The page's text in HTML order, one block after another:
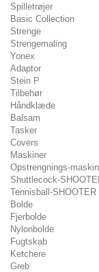
Spilletrøjer
Basic Collection
Strenge
Strengemaling
Yonex
Adaptor
Stein P
Tilbehør
Håndklæde
Balsam
Tasker
Covers
Maskiner
Opstrengnings-
Shuttlecock-
Tennisball-SHOOTER
Bolde
Fjerbolde
Nylonbolde
Fugtskab
Ketchere
Greb